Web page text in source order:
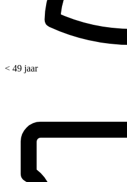
< 49 jaar